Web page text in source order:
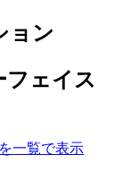
ョン
フェイス
一覧で表示